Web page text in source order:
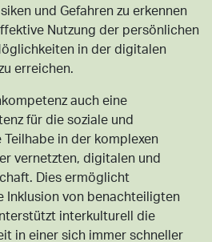
und Gefahren zu erkennen
Nutzung der persönlichen
in der digitalen
erreichen.
auch eine
für die soziale und
in der komplexen
vernetzten, digitalen und
Dies ermöglicht
Inklusion von benachteiligten
interkulturell die
in einer sich immer schneller